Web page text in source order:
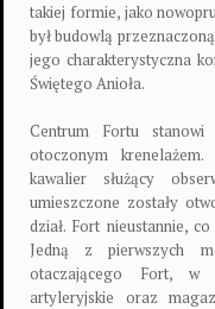
takiej formie, jako
był budowlą
jego charakterystyczna
Świętego Anioła.
Centrum Fortu
otoczonym
kawalier służący
umieszczone zostały
dział. Fort nieustannie,
Jedną z pierwszych
otaczającego Fort, w
artyleryjskie oraz